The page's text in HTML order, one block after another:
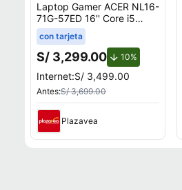
Laptop Gamer ACER NL16-
71G-57ED 16'' Core i5
13420H 16GB 512GB SSD
RTX 4050 6GB
con tarjeta
S/ 3,299.00 10%
Internet:S/ 3,499.00
Antes:S/ 3,699.00
Plazavea